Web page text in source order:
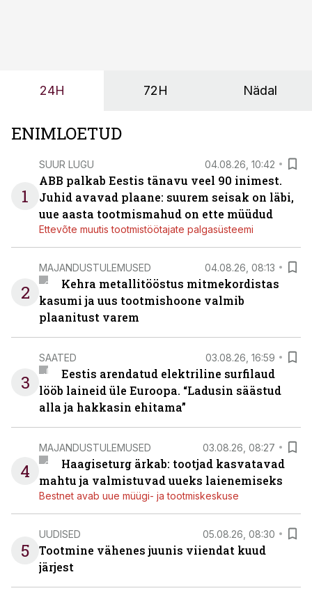
OÜ tegevjuht Sander Mitendorf.
24H 72H Nädal
ENIMLOETUD
1
SUUR LUGU 04.08.26, 10:42
ABB palkab Eestis tänavu veel 90 inimest.
Juhid avavad plaane: suurem seisak on läbi,
uue aasta tootmismahud on ette müüdud
Ettevõte muutis tootmistöötajate palgasüsteemi
2
MAJANDUSTULEMUSED 04.08.26, 08:13
Kehra metallitööstus mitmekordistas
kasumi ja uus tootmishoone valmib
plaanitust varem
3
SAATED 03.08.26, 16:59
Eestis arendatud elektriline surfilaud
lööb laineid üle Euroopa. “Ladusin säästud
alla ja hakkasin ehitama”
4
MAJANDUSTULEMUSED 03.08.26, 08:27
Haagiseturg ärkab: tootjad kasvatavad
mahtu ja valmistuvad uueks laienemiseks
Bestnet avab uue müügi- ja tootmiskeskuse
5
UUDISED 05.08.26, 08:30
Tootmine vähenes juunis viiendat kuud
järjest